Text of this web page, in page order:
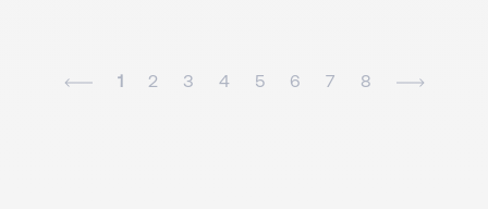
1 2 3 4 5 6 7 8